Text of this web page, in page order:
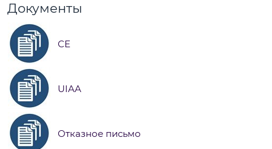
Документы
СЕ
UIAA
Отказное письмо